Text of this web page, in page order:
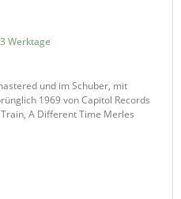
Werktage
und im Schuber, mit
1969 von Capitol Records
A Different Time Merles